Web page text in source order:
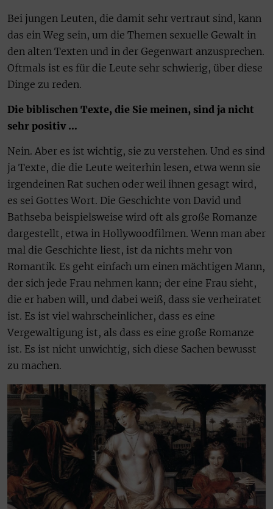
Bei jungen Leuten, die damit sehr vertraut sind, kann
das ein Weg sein, um die Themen sexuelle Gewalt in
den alten Texten und in der Gegenwart anzusprechen.
Oftmals ist es für die Leute sehr schwierig, über diese
Dinge zu reden.
Die biblischen Texte, die Sie meinen, sind ja nicht
sehr positiv …
Nein. Aber es ist wichtig, sie zu verstehen. Und es sind
ja Texte, die die Leute weiterhin lesen, etwa wenn sie
irgendeinen Rat suchen oder weil ihnen gesagt wird,
es sei Gottes Wort. Die Geschichte von David und
Bathseba beispielsweise wird oft als große Romanze
dargestellt, etwa in Hollywoodfilmen. Wenn man aber
mal die Geschichte liest, ist da nichts mehr von
Romantik. Es geht einfach um einen mächtigen Mann,
der sich jede Frau nehmen kann; der eine Frau sieht,
die er haben will, und dabei weiß, dass sie verheiratet
ist. Es ist viel wahrscheinlicher, dass es eine
Vergewaltigung ist, als dass es eine große Romanze
ist. Es ist nicht unwichtig, sich diese Sachen bewusst
zu machen.